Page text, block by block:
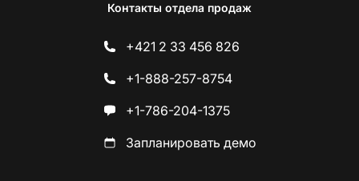
Контакты отдела продаж
+421 2 33 456 826
+1-888-257-8754
+1-786-204-1375
Запланировать демо